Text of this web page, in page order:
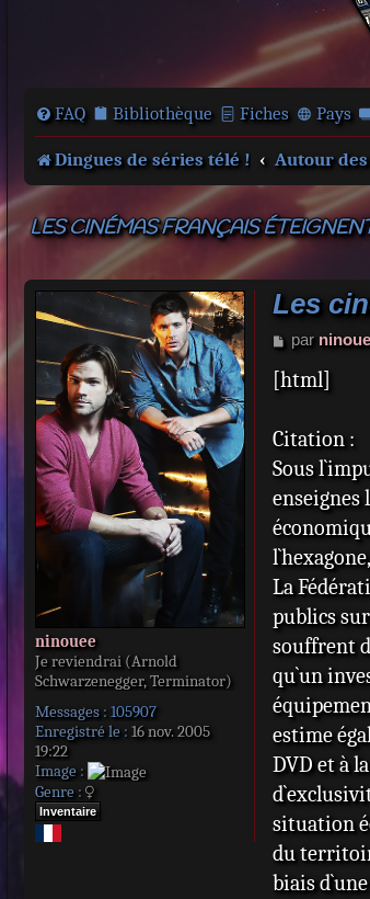
FAQ Bibliothèque Fiches Pays
Dingues de séries télé ! Autour
LES CINÉMAS FRANÇAIS
ninouee
Je reviendrai (Arnold
Schwarzenegger, Terminator)
Messages : 105907
Enregistré le : 16 nov. 2005
19:22
Image :
Genre :
Inventaire
Les
M
s
g
par
[html]
Citation :
Sous
enseignes
La
publics
souffrent
qu`un
estime
DVD et à
situation
du
biais